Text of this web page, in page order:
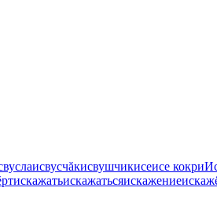
исвусчăкисвушчикисеисе кокри
искажатьискажатьсяискажение